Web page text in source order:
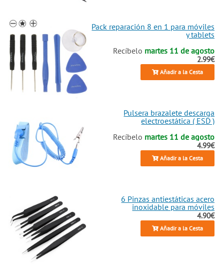
Pack reparación 8 en 1 para móviles
y tablets
Recíbelo martes 11 de agosto
2.99€
Añadir a la Cesta
Pulsera brazalete descarga
electroestática ( ESD )
Recíbelo martes 11 de agosto
4.99€
Añadir a la Cesta
6 Pinzas antiestáticas acero
inoxidable para móviles
4.90€
Añadir a la Cesta